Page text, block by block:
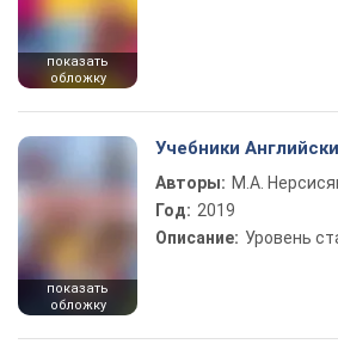
показать
обложку
показать
обложку
Учебники
Авторы: М.А.
Год: 2019
Описание: Уровень